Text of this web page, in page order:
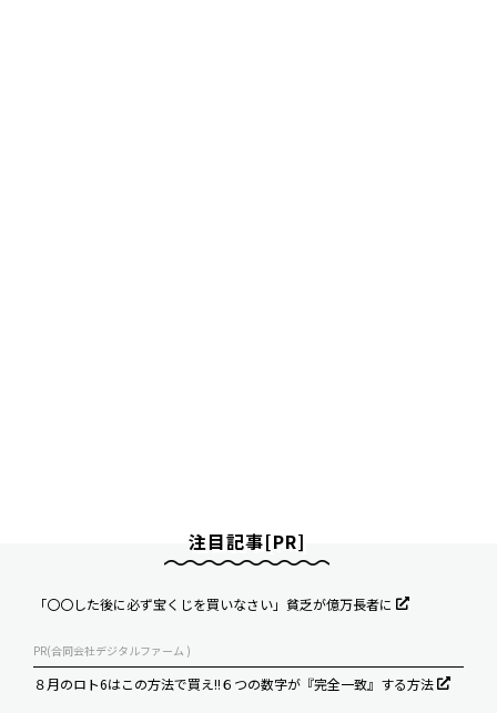
注目記事[PR]
「〇〇した後に必ず宝くじを買いなさい」貧乏が億万長者に
PR(合同会社デジタルファーム )
８月のロト6はこの方法で買え!!６つの数字が『完全一致』する方法